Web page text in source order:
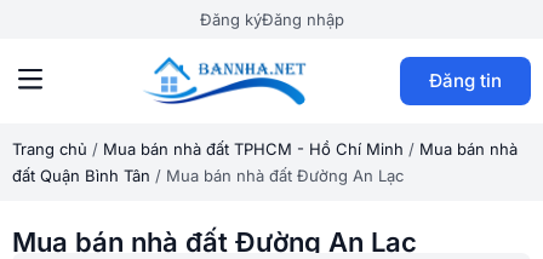
Đăng kýĐăng nhập
Đăng tin
Trang chủ / Mua bán nhà đất TPHCM - Hồ Chí Minh / Mua bán nhà
đất Quận Bình Tân / Mua bán nhà đất Đường An Lạc
Mua bán nhà đất Đường An Lạc